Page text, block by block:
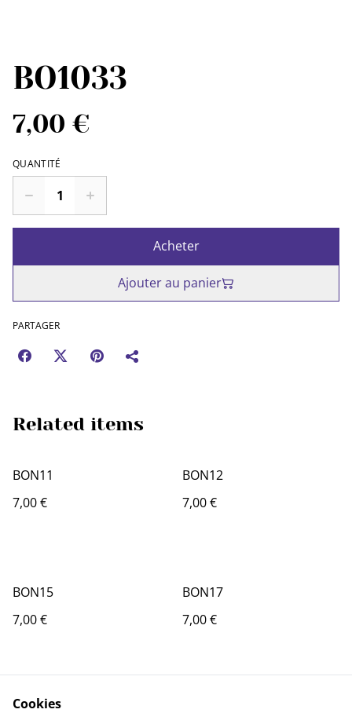
BO1033
7,00 €
QUANTITÉ
Acheter
Ajouter au panier
PARTAGER
Related items
BON11
7,00 €
BON12
7,00 €
BON15
7,00 €
BON17
7,00 €
Cookies